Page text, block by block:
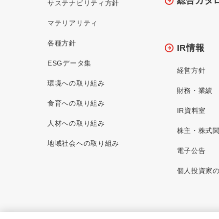
サステナビリティ方針
マテリアリティ
各種方針
ESGデータ集
環境への取り組み
食育への取り組み
人材への取り組み
地域社会への取り組み
IR情報
経営方針
財務・業績
IR資料室
株主・株式
電子公告
個人投資家